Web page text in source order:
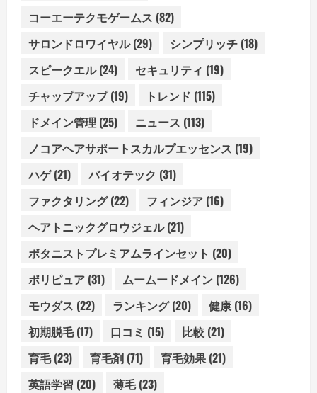
コーエーテクモゲームス (82)
サロンドロワイヤル(29) シンプリッチ (18)
スピークエル(24) セキュリティ (19)
チャップアップ(19) トレンド (115)
ドメイン管理 (25) ニュース (113)
ノコアヘアサポートスカルプエッセンス (19)
ハゲ(21) バイオテック (31)
ファクタリング(22) フィンジア (16)
ヘアトニックグロウジェル(21)
ボタニストプレミアムラインセット (20)
ポリピュア (31) ムームードメイン (126)
モウダス (22) ランキング(20) 健康 (16)
初期脱毛(17) 口コミ (15) 比較 (21)
育毛(23) 育毛剤 (71) 育毛効果 (21)
英語学習 (20) 薄毛(23)